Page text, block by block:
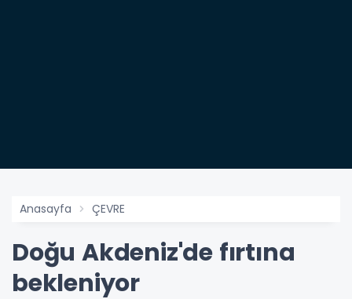
Anasayfa ÇEVRE
Doğu Akdeniz'de fırtına
bekleniyor